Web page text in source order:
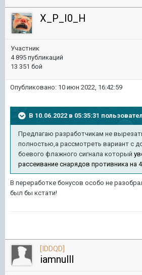
X_P_I0_H
Участник
4 895 публикаций
13 351 бой
Опубликовано: 10 июн 2022, 16:42:59
В 10.06.2022 в 05:35:31
Предлагаю разработчикам не
полностью,а рассмотреть вариант с
боевого флажного сигнала который
рассеивание снарядов противника на
В переработке бонусов особо не
был бы кстати!
[IDDQD]
iamnulll